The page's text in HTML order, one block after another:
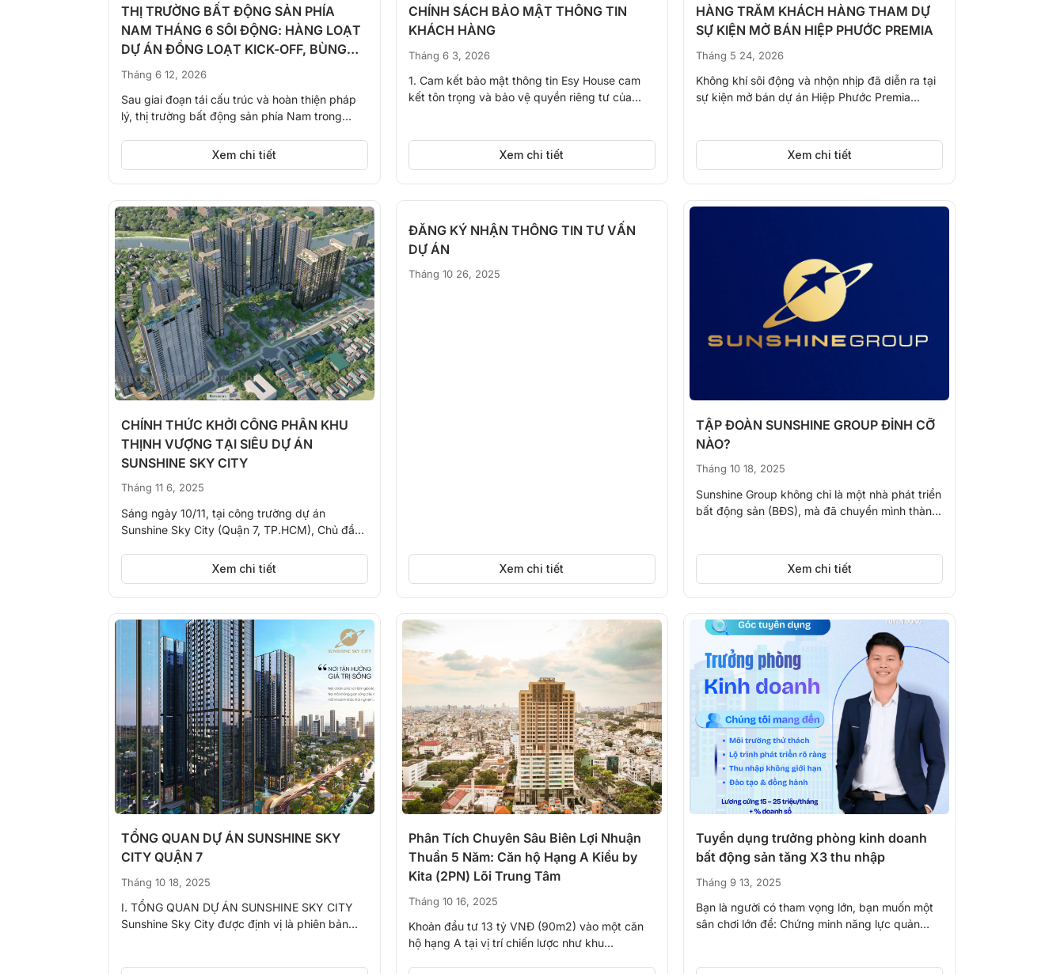
THỊ TRƯỜNG BẤT ĐỘNG SẢN PHÍA
NAM THÁNG 6 SÔI ĐỘNG: HÀNG LOẠT
DỰ ÁN ĐỒNG LOẠT KICK-OFF, BÙNG
NỔ NGUỒN CUNG
Tháng 6 12, 2026
Sau giai đoạn tái cấu trúc và hoàn thiện pháp
lý, thị trường bất động sản phía Nam trong
Xem chi tiết
CHÍNH SÁCH BẢO MẬT THÔNG TIN
KHÁCH HÀNG
Tháng 6 3, 2026
1. Cam kết bảo mật thông tin Esy House cam
kết tôn trọng và bảo vệ quyền riêng tư của...
Xem chi tiết
HÀNG TRĂM KHÁCH HÀNG THAM DỰ
SỰ KIỆN MỞ BÁN HIỆP PHƯỚC PREMIA
Tháng 5 24, 2026
Không khí sôi động và nhộn nhịp đã diễn ra tại
sự kiện mở bán dự án Hiệp Phước Premia...
Xem chi tiết
CHÍNH THỨC KHỞI CÔNG PHÂN KHU
THỊNH VƯỢNG TẠI SIÊU DỰ ÁN
SUNSHINE SKY CITY
Tháng 11 6, 2025
Sáng ngày 10/11, tại công trường dự án
Sunshine Sky City (Quận 7, TP.HCM), Chủ đầu
Xem chi tiết
ĐĂNG KÝ NHẬN THÔNG TIN TƯ VẤN
DỰ ÁN
Tháng 10 26, 2025
Xem chi tiết
TẬP ĐOÀN SUNSHINE GROUP ĐỈNH CỠ
NÀO?
Tháng 10 18, 2025
Sunshine Group không chỉ là một nhà phát triển
bất động sản (BĐS), mà đã chuyển mình thành
Xem chi tiết
TỔNG QUAN DỰ ÁN SUNSHINE SKY
CITY QUẬN 7
Tháng 10 18, 2025
I. TỔNG QUAN DỰ ÁN SUNSHINE SKY CITY
Sunshine Sky City được định vị là phiên bản
Phân Tích Chuyên Sâu Biên Lợi Nhuận
Thuần 5 Năm: Căn hộ Hạng A Kiều by
Kita (2PN) Lõi Trung Tâm
Tháng 10 16, 2025
Khoản đầu tư 13 tỷ VNĐ (90m2) vào một căn
hộ hạng A tại vị trí chiến lược như khu...
Tuyển dụng trưởng phòng kinh doanh
bất động sản tăng X3 thu nhập
Tháng 9 13, 2025
Bạn là người có tham vọng lớn, bạn muốn một
sân chơi lớn để: Chứng minh năng lực quản